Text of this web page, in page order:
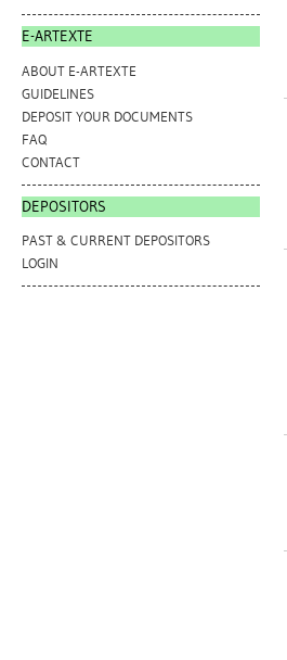
E-ARTEXTE
ABOUT E-ARTEXTE
GUIDELINES
DEPOSIT YOUR DOCUMENTS
FAQ
CONTACT
DEPOSITORS
PAST & CURRENT DEPOSITORS
LOGIN